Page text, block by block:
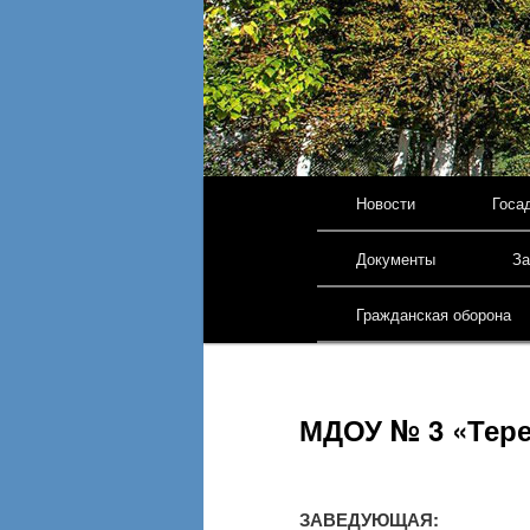
Перейти к основному
Новости
Документы
Гражданская оборона
МДОУ № 3
ЗАВЕДУЮЩАЯ: